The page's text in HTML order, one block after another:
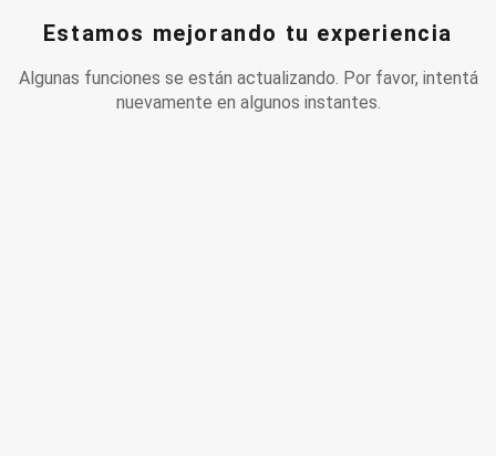
Estamos mejorando tu experiencia
Algunas funciones se están actualizando. Por favor, intentá
nuevamente en algunos instantes.